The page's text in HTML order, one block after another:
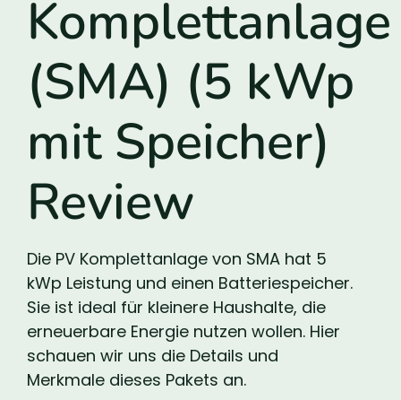
Komplettanlage
(SMA) (5 kWp
mit Speicher)
Review
Die PV Komplettanlage von SMA hat 5
kWp Leistung und einen Batteriespeicher.
Sie ist ideal für kleinere Haushalte, die
erneuerbare Energie nutzen wollen. Hier
schauen wir uns die Details und
Merkmale dieses Pakets an.